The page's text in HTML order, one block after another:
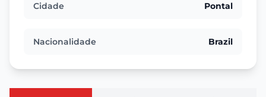
Cidade Pontal
Nacionalidade Brazil